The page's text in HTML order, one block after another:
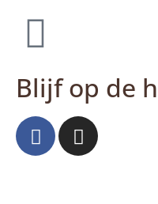
Blijf op de